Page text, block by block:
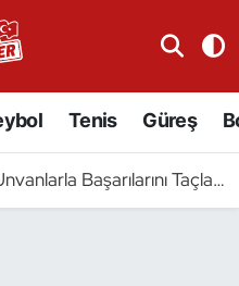
Tenis Güreş
Başarılarını Taçlandırdı